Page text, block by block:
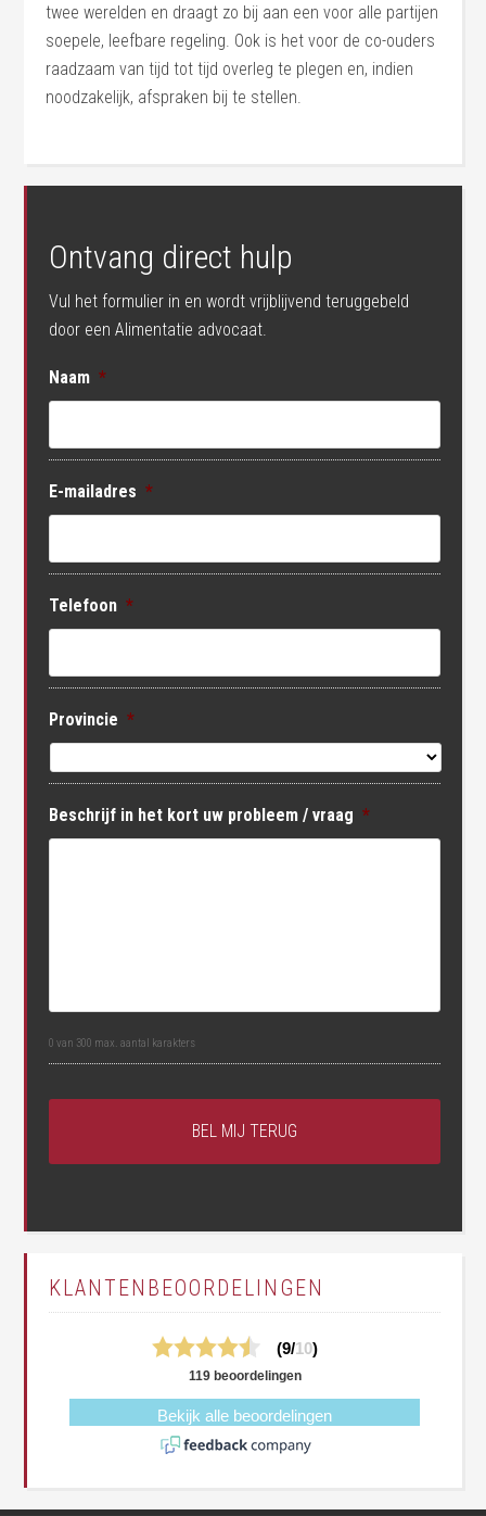
twee werelden en draagt zo bij aan een voor alle partijen
soepele, leefbare regeling. Ook is het voor de co-ouders
raadzaam van tijd tot tijd overleg te plegen en, indien
noodzakelijk, afspraken bij te stellen.
Ontvang direct hulp
Vul het formulier in en wordt vrijblijvend teruggebeld
door een Alimentatie advocaat.
Naam *
E-mailadres *
Telefoon *
Provincie *
Beschrijf in het kort uw probleem / vraag *
0 van 300 max. aantal karakters
KLANTENBEOORDELINGEN
(9/10)
119 beoordelingen
Bekijk alle beoordelingen